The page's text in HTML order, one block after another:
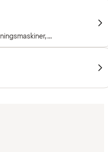
vikter, Entré ingår för